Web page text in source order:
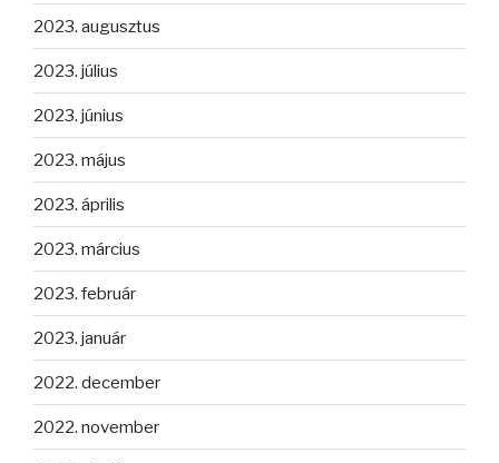
2023. augusztus
2023. július
2023. június
2023. május
2023. április
2023. március
2023. február
2023. január
2022. december
2022. november